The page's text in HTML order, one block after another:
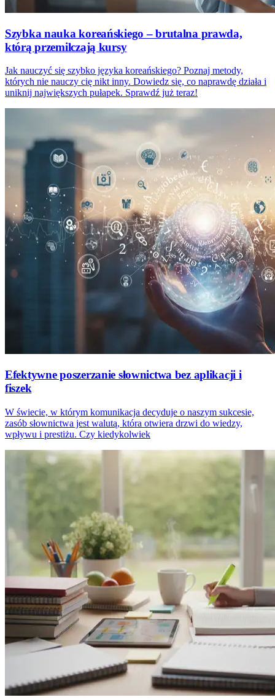
Szybka nauka koreańskiego – brutalna prawda,
którą przemilczają kursy
Jak nauczyć się szybko języka koreańskiego? Poznaj metody,
których nie nauczy cię nikt inny. Dowiedz się, co naprawdę działa i
uniknij największych pułapek. Sprawdź już teraz!
Efektywne poszerzanie słownictwa bez aplikacji i
fiszek
W świecie, w którym komunikacja decyduje o naszym sukcesie,
zasób słownictwa jest walutą, która otwiera drzwi do wiedzy,
wpływu i prestiżu. Czy kiedykolwiek